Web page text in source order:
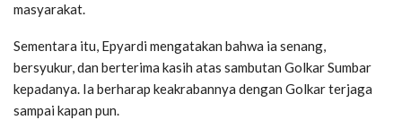
masyarakat.
Sementara itu, Epyardi mengatakan bahwa ia senang,
bersyukur, dan berterima kasih atas sambutan Golkar Sumbar
kepadanya. Ia berharap keakrabannya dengan Golkar terjaga
sampai kapan pun.